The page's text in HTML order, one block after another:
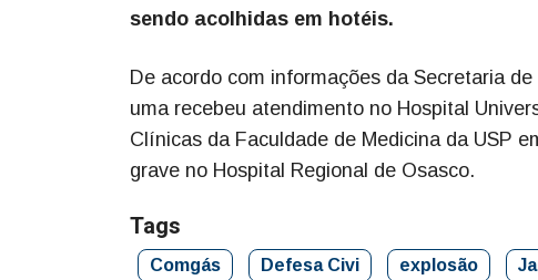
sendo acolhidas em hotéis.
De acordo com informações da Secretaria
uma recebeu atendimento no Hospital
Clínicas da Faculdade de Medicina da USP
grave no Hospital Regional de Osasco.
Tags
Comgás Defesa Civi explosão